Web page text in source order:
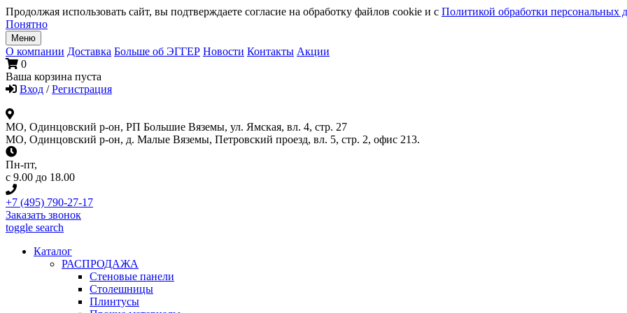
Продолжая использовать сайт, вы подтверждаете согласие на обработку файлов cookie и с Политикой обработки персональных
Понятно
Меню
О компании Доставка Больше об ЭГГЕР Новости Контакты Акции
0
Ваша корзина пуста
Вход / Регистрация
МО, Одинцовский р-он, РП Большие Вяземы, ул. Ямская, вл. 4, стр. 27
МО, Одинцовский р-он, д. Малые Вяземы, Петровский проезд, вл. 5, стр. 2, офис 213.
Пн-пт,
с 9.00 до 18.00
+7 (495) 790-27-17
Заказать звонок
toggle search
Каталог
РАСПРОДАЖА
Стеновые панели
Столешницы
Плинтусы